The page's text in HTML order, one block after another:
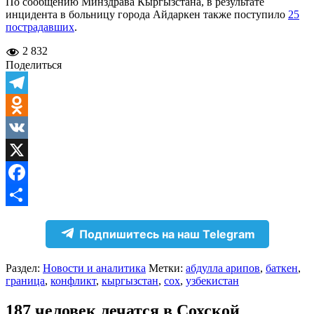
инцидента в больницу города Айдаркен также поступило 25
пострадавших.
2 832
Поделиться
Telegram
Odnoklassniki
VK
X
Facebook
Подпишитесь на наш Telegram
Раздел: Новости и аналитика Метки: абдулла арипов, баткен,
граница, конфликт, кыргызстан, сох, узбекистан